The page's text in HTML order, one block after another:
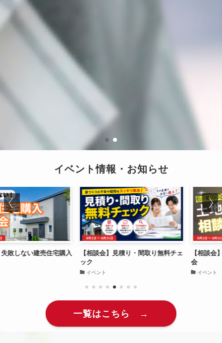
イベント情報・お知らせ
い建売住宅購入
【相談会】見積り・間取り無料チェ
イベント
【相談会】後悔
イベント
一覧はこちら →